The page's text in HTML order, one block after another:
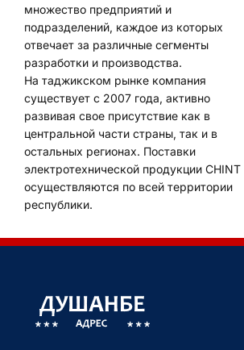
множество предприятий и
подразделений, каждое из которых
отвечает за различные сегменты
разработки и производства.
На таджикском рынке компания
существует с 2007 года, активно
развивая свое присутствие как в
центральной части страны, так и в
остальных регионах. Поставки
электротехнической продукции CHINT
осуществляются по всей территории
республики.